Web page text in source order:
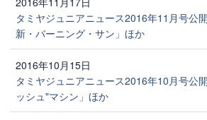
タミヤジュニアニュース2016年11月号公
新・バーニング・サン」ほか
2016年10月15日
タミヤジュニアニュース2016年10月号公
ッシュ"マシン」ほか